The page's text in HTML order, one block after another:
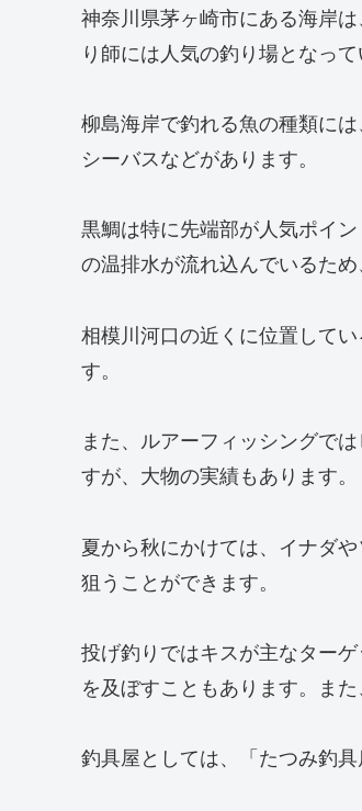
神奈川県茅ヶ崎市にある海岸
り師には人気の釣り場となっ
柳島海岸で釣れる魚の種類に
シーバスなどがあります。
黒鯛は特に先端部が人気ポイ
の温排水が流れ込んでいるた
相模川河口の近くに位置して
す。
また、ルアーフィッシングで
すが、大物の実績もあります。
夏から秋にかけては、イナダ
狙うことができます。
投げ釣りではキスが主なター
を及ぼすこともあります。ま
釣具屋としては、「たつみ釣